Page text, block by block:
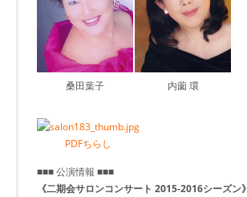
桑田葉子 内薗 環
PDFちらし
■■■ 公演情報 ■■■
《二期会サロンコンサート 2015-2016シーズン》